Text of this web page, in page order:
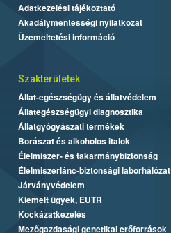
Adatkezelési tájékoztató
Akadálymentességi nyilatkozat
Üzemeltetési információ
Szakterületek
Állat-egészségügy és állatvédelem
Állategészségügyi diagnosztika
Állatgyógyászati termékek
Borászat és alkoholos italok
Élelmiszer- és takarmánybiztonság
Élelmiszerlánc-biztonsági laborhálózat
Járványvédelem
Kiemelt ügyek, EUTR
Kockázatkezelés
Mezőgazdasági genetikai erőforrások